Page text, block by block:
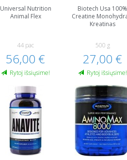
Universal Nutrition
Animal Flex
44 pac
56,00 €
Rytoj išsiųsime!
Biotech Usa 100%
Creatine
Kreatinas
500 g
27,00 €
Rytoj išsiųsime!